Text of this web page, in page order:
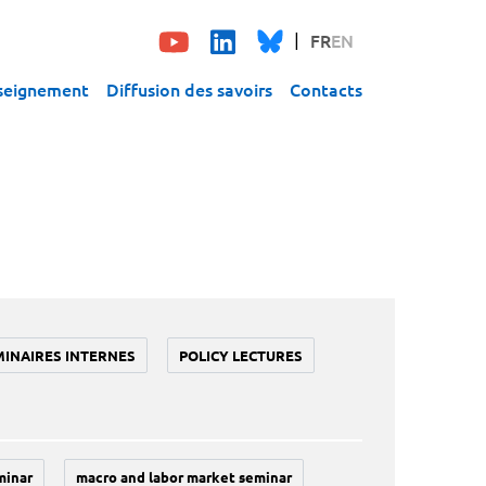
FREN
Diffusion des savoirs Contacts
INTERNES POLICY LECTURES
macro and labor market seminar